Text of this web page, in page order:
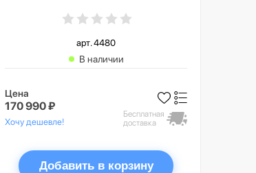
арт. 4480
В наличии
Цена
170 990 ₽
Хочу дешевле!
Бесплатная
доставка
Добавить в корзину